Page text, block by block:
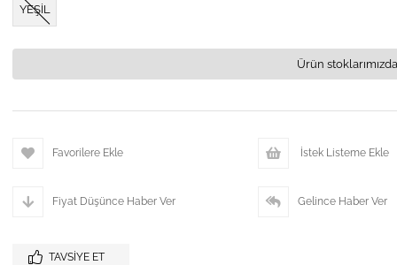
YEŞİL
Ürün
Favorilere Ekle İstek Listeme Ekle
Fiyat Düşünce Haber Ver Gelince Haber Ver
TAVSIYE ET